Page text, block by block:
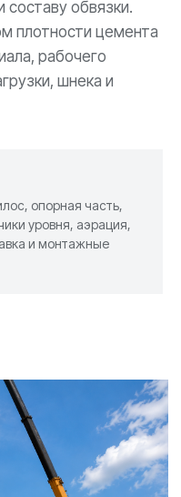
обвязки.
плотности цемента
рабочего
шнека и
опорная часть,
уровня, аэрация,
и монтажные